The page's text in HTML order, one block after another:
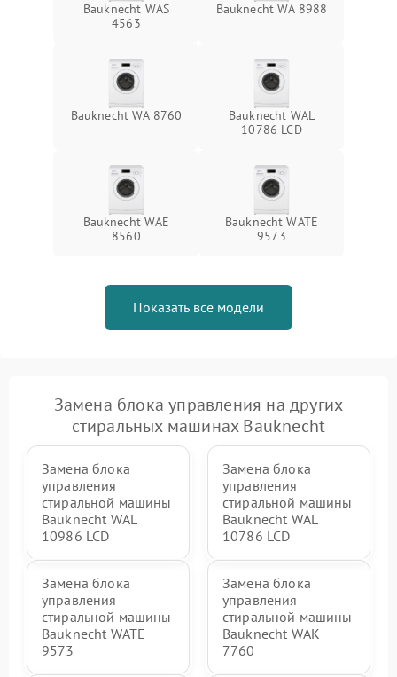
Bauknecht WAS
4563
Bauknecht WA 8988
Bauknecht WA 8760
Bauknecht WAL
10786 LCD
Bauknecht WAE
8560
Bauknecht WATE
9573
Показать все модели
Замена блока управления на других
стиральных машинах Bauknecht
Замена блока
управления
стиральной машины
Bauknecht WAL
10986 LCD
Замена блока
управления
стиральной машины
Bauknecht WAL
10786 LCD
Замена блока
управления
стиральной машины
Bauknecht WATE
9573
Замена блока
управления
стиральной машины
Bauknecht WAK
7760